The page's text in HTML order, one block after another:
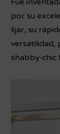
Fue
por su
lijar, su
versatilidad,
shabby‑chic